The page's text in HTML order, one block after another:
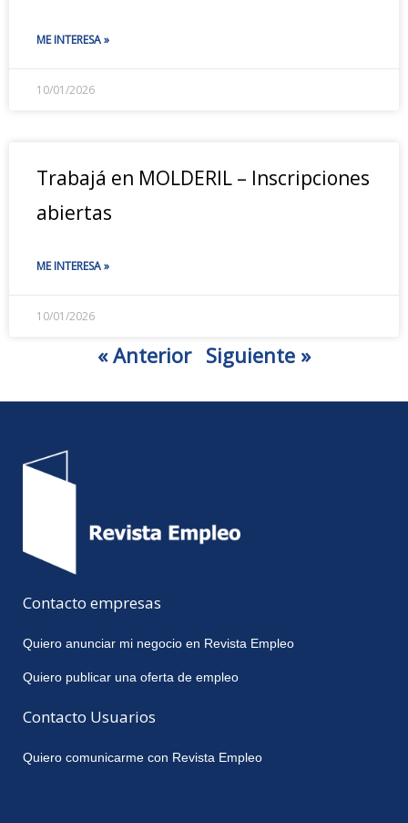
ME INTERESA »
10/01/2026
Trabajá en MOLDERIL – Inscripciones
abiertas
ME INTERESA »
10/01/2026
« Anterior Siguiente »
Contacto empresas
Quiero anunciar mi negocio en Revista Empleo
Quiero publicar una oferta de empleo
Contacto Usuarios
Quiero comunicarme con Revista Empleo